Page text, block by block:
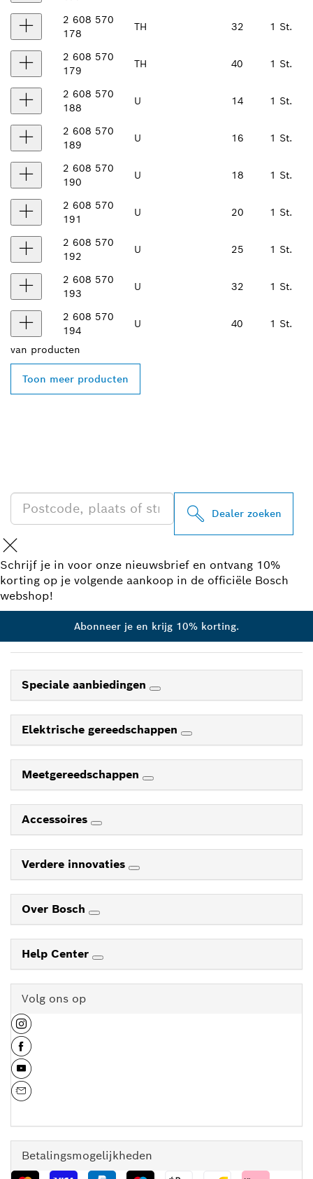
2 608 570
178
TH 32 1 St.
2 608 570
179
TH 40 1 St.
2 608 570
188
U 14 1 St.
2 608 570
189
U 16 1 St.
2 608 570
190
U 18 1 St.
2 608 570
191
U 20 1 St.
2 608 570
192
U 25 1 St.
2 608 570
193
U 32 1 St.
2 608 570
194
U 40 1 St.
van producten
Toon meer producten
Dealer zoeken
Schrijf je in voor onze nieuwsbrief en ontvang 10%
korting op je volgende aankoop in de officiële Bosch
webshop!
Abonneer je en krijg 10% korting.
Speciale aanbiedingen
Elektrische gereedschappen
Meetgereedschappen
Accessoires
Verdere innovaties
Over Bosch
Help Center
Volg ons op
Betalingsmogelijkheden